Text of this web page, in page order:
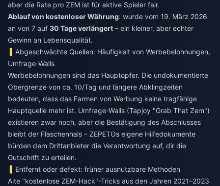
aber die Rate pro ZEM ist für aktive Spieler fair.
Ablauf von kostenloser Währung: wurde vom 19. März 2026
an von 7 auf 30 Tage verlängert – ein kleiner, aber echter
Gewinn an Lebensqualität.
Abgeschwächte Quellen: Häufigkeit von Werbebelohnungen,
Umfrage-Walls
Werbebelohnungen sind das Hauptopfer. Die undokumentierte
Obergrenze von ca. 10/Tag und längere Abklingzeiten
bedeuten, dass das Farmen von Werbung keine tragfähige
Hauptquelle mehr ist. Umfrage-Walls (Tapjoy "Grab That Zem")
existieren zwar noch, aber die Bestätigung des Abschlusses
bleibt der Flaschenhals – ZEPETOs eigene Hilfedokumente
bürden dem Drittanbieter die Verantwortung auf, dir die
Gutschrift zu erteilen.
Entfernt oder defekt: früher ausnutzbare Methoden
Alte "kostenlose ZEM-Hack"-Tricks aus den Jahren 2021–2023